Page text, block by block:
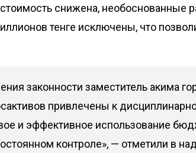
снижена, необоснованные
тенге исключены, что
законности заместитель акима
привлечены к
и эффективное использование
контроле», — отметили в